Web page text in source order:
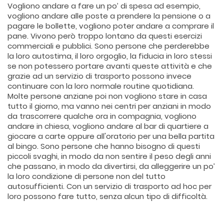
Vogliono andare a fare un po’ di spesa ad esempio,
vogliono andare alle poste a prendere la pensione o a
pagare le bollette, vogliono poter andare a comprare il
pane. Vivono però troppo lontano da questi esercizi
commerciali e pubblici. Sono persone che perderebbe
la loro autostima, il loro orgoglio, la fiducia in loro stessi
se non potessero portare avanti queste attività e che
grazie ad un servizio di trasporto possono invece
continuare con la loro normale routine quotidiana.
Molte persone anziane poi non vogliono stare in casa
tutto il giorno, ma vanno nei centri per anziani in modo
da trascorrere qualche ora in compagnia, vogliono
andare in chiesa, vogliono andare al bar di quartiere a
giocare a carte oppure all'oratorio per una bella partita
al bingo. Sono persone che hanno bisogno di questi
piccoli svaghi, in modo da non sentire il peso degli anni
che passano, in modo da divertirsi, da alleggerire un po’
la loro condizione di persone non del tutto
autosufficienti. Con un servizio di trasporto ad hoc per
loro possono fare tutto, senza alcun tipo di difficoltà.